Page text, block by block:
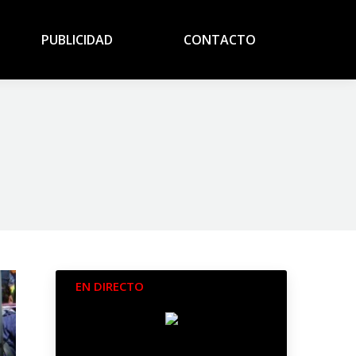
PUBLICIDAD CONTACTO
EN DIRECTO